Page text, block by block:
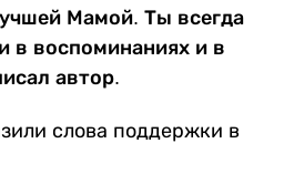
Мамой. Ты всегда
в воспоминаниях и в
автор.
слова поддержки в